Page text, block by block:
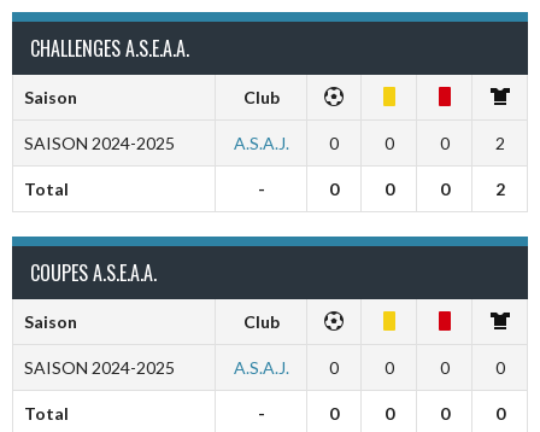
CHALLENGES A.S.E.A.A.
Saison Club
SAISON 2024-2025 A.S.A.J. 0 0 0 2
Total - 0 0 0 2
COUPES A.S.E.A.A.
Saison Club
SAISON 2024-2025 A.S.A.J. 0 0 0 0
Total - 0 0 0 0